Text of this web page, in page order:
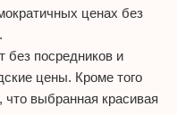
ценах без
без посредников и
цены. Кроме того
выбранная красивая